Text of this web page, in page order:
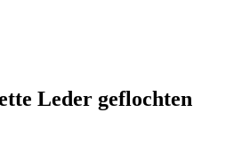
Leder geflochten